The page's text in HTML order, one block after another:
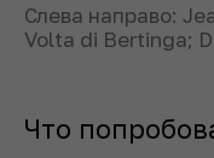
Слева направо:
Volta di Bertinga;
Что